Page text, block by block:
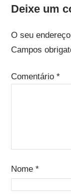
Deixe um
O seu
Campos
Comentário *
Nome *